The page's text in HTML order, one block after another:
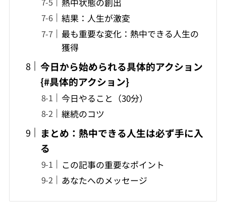
結果：人生が激変
最も重要な変化：熱中できる人生の
獲得
今日から始められる具体的アクション
{#具体的アクション}
今日やること（30分）
継続のコツ
まとめ：熱中できる人生は必ず手に入
る
この記事の重要なポイント
あなたへのメッセージ